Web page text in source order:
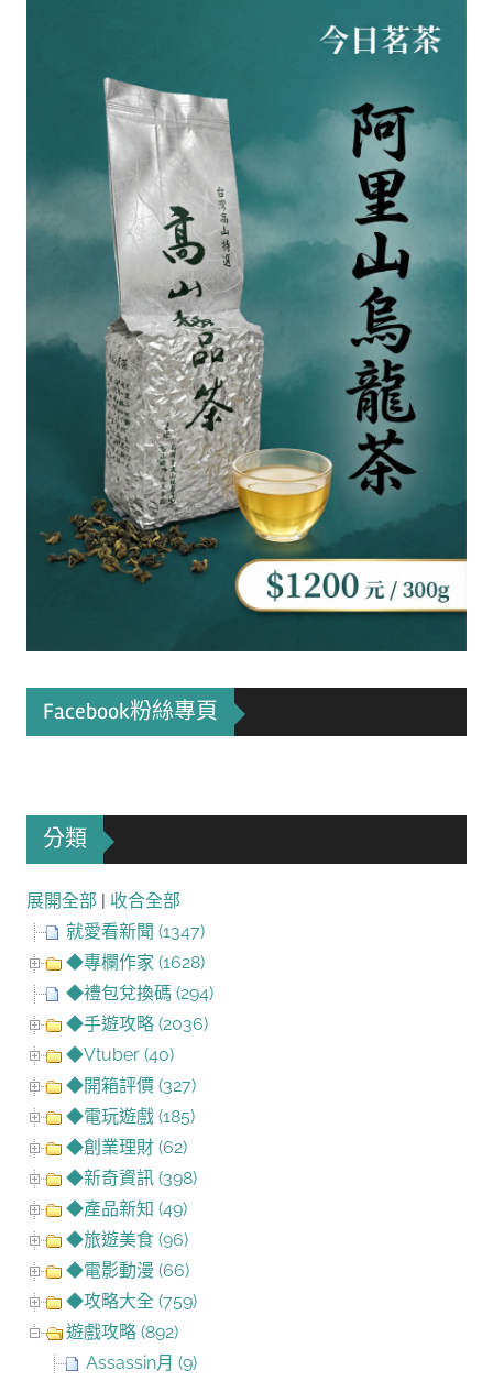
Facebook粉絲專頁
分類
展開全部
收合全部
就愛看新聞 (1347)
◆專欄作家 (1628)
◆禮包兌換碼 (294)
◆手遊攻略 (2036)
◆Vtuber (40)
◆開箱評價 (327)
◆電玩遊戲 (185)
◆創業理財 (62)
◆新奇資訊 (398)
◆產品新知 (49)
◆旅遊美食 (96)
◆電影動漫 (66)
◆攻略大全 (759)
遊戲攻略 (892)
Assassin月 (9)